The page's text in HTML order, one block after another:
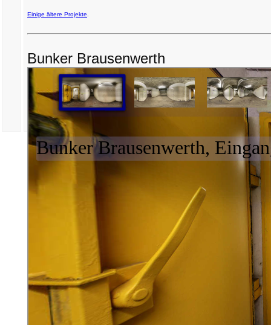
Einige ältere Projekte
Bunker Brausenwerth